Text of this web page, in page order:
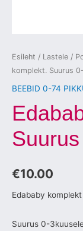
Esileht / Lastele /
komplekt. Suurus
BEEBID 0-74
€10.00
Edababy komplekt
Suurus 0-